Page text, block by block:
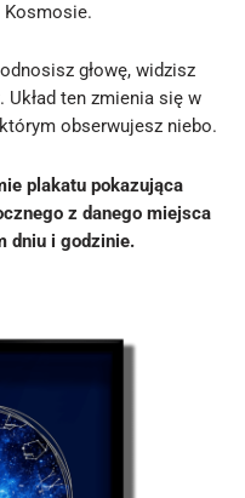
Kosmosie.
głowę, widzisz
Układ ten zmienia się w
obserwujesz niebo.
plakatu pokazująca
z danego miejsca
dniu i godzinie.